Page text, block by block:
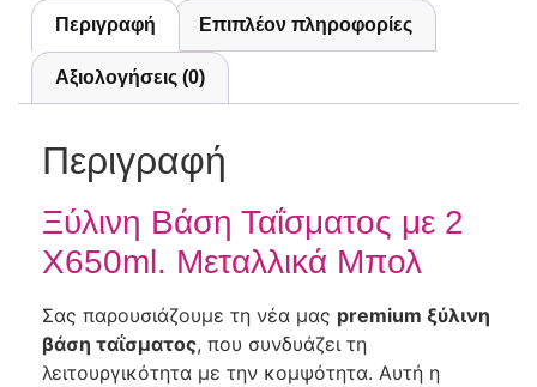
Περιγραφή Επιπλέον πληροφορίες
Αξιολογήσεις (0)
Περιγραφή
Ξύλινη Βάση Ταΐσματος με 2
Χ650ml. Μεταλλικά Μπολ
Σας παρουσιάζουμε τη νέα μας premium ξύλινη
βάση ταΐσματος, που συνδυάζει τη
λειτουργικότητα με την κομψότητα. Αυτή η